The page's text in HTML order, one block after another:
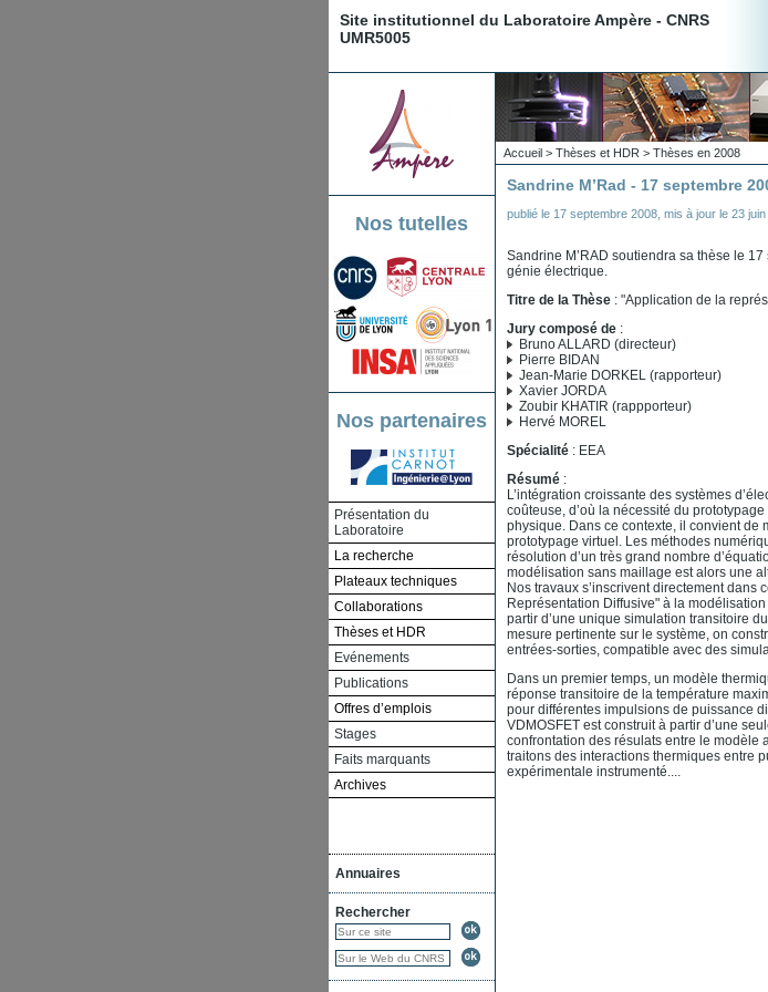
Site institutionnel du Laboratoire Ampère - CNRS
UMR5005
Nos tutelles
Nos partenaires
Présentation du
Laboratoire
La recherche
Plateaux techniques
Collaborations
Thèses et HDR
Evénements
Publications
Offres d’emplois
Stages
Faits marquants
Archives
Annuaires
Rechercher
Accueil > Thèses et HDR > Thèses en 2008
Sandrine M’Rad - 17 septembre
publié le 17 septembre 2008 mis à jour le 23
Sandrine M’RAD soutiendra sa thèse le
génie électrique.
Titre de la Thèse : "Application de la
Jury composé de :
Bruno ALLARD (directeur)
Pierre BIDAN
Jean-Marie DORKEL (rapporteur)
Xavier JORDA
Zoubir KHATIR (rappporteur)
Hervé MOREL
Spécialité : EEA
Résumé :
L’intégration croissante des systèmes
coûteuse, d’où la nécessité du
physique. Dans ce contexte, il convient de
prototypage virtuel. Les méthodes
résolution d’un très grand nombre
modélisation sans maillage est alors une
Nos travaux s’inscrivent directement dans
Représentation Diffusive" à la
partir d’une unique simulation transitoire
mesure pertinente sur le système, on
entrées-sorties, compatible avec des
Dans un premier temps, un modèle
réponse transitoire de la température
pour différentes impulsions de puissance
VDMOSFET est construit à partir d’une
confrontation des résulats entre le modèle
traitons des interactions thermiques entre
expérimentale instrumenté....